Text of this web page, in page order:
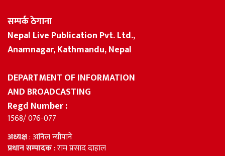
सम्पर्क ठेगाना
Nepal Live Publication Pvt. Ltd.,
Anamnagar, Kathmandu, Nepal
DEPARTMENT OF INFORMATION
AND BROADCASTING
Regd Number :
1568/ 076-077
अध्यक्ष: अनिल न्यौपाने
प्रधान सम्पादक: राम प्रसाद दाहाल